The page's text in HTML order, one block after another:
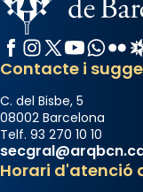
Facebook
Instagram
X / Twitter
YouTubeFlickr
Contacte i
C. del Bisbe, 5
08002 Barcelona
Telf. 93 270 10 10
Horari d'atenció